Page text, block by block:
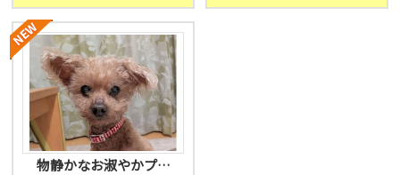
物静かなお淑やかプ…